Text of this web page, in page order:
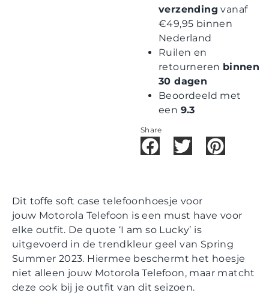
verzending vanaf
€49,95 binnen
Nederland
Ruilen en
retourneren binnen
30 dagen
Beoordeeld met
een 9.3
Share
Dit toffe soft case telefoonhoesje voor
jouw Motorola Telefoon is een must have voor
elke outfit. De quote ‘I am so Lucky’ is
uitgevoerd in de trendkleur geel van Spring
Summer 2023. Hiermee beschermt het hoesje
niet alleen jouw Motorola Telefoon, maar matcht
deze ook bij je outfit van dit seizoen.